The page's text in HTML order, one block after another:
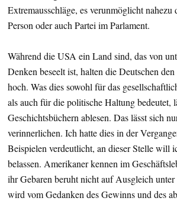
Extremausschläge, es verunmöglicht
Person oder auch Partei im Parlament.
Während die USA ein Land sind, das von
Denken beseelt ist, halten die Deutschen
hoch. Was dies sowohl für das
als auch für die politische Haltung bedeutet,
Geschichtsbüchern ablesen. Das lässt sich
verinnerlichen. Ich hatte dies in der
Beispielen verdeutlicht, an dieser Stelle will
belassen. Amerikaner kennen im
ihr Gebaren beruht nicht auf Ausgleich unter
wird vom Gedanken des Gewinns und des